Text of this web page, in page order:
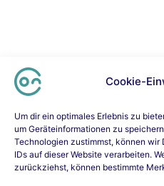
Cookie-
Um dir ein optimales Erlebnis zu
um Geräteinformationen zu
Technologien zustimmst, können
IDs auf dieser Website verarbeiten.
zurückziehst, können bestimmte